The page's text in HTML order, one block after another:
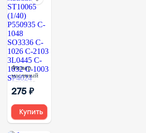
Фильтр
масляный
ST10065
(1/40)
1048
SO3336 C-
1026 C-2103
3L0445 C-
275 ₽
Купить